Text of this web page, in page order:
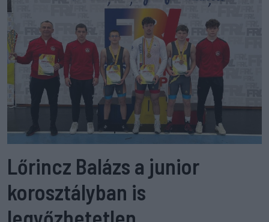
Lőrincz Balázs a junior
korosztályban is